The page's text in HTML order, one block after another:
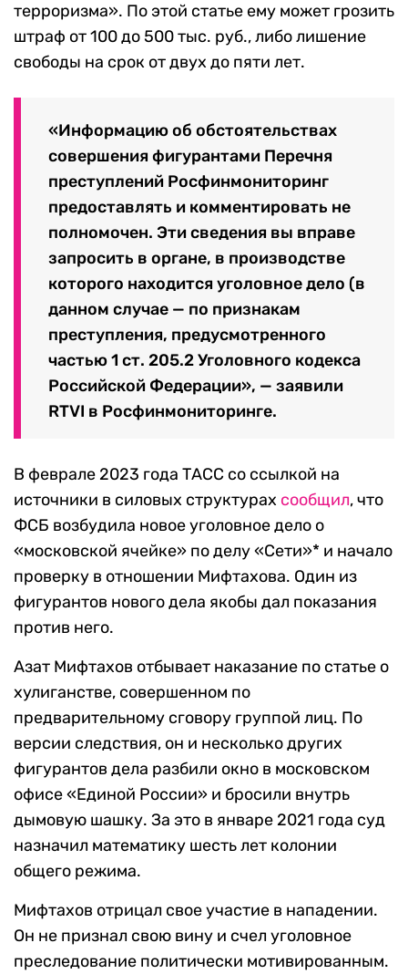
терроризма». По этой статье ему может грозить
штраф от 100 до 500 тыс. руб., либо лишение
свободы на срок от двух до пяти лет.
«Информацию об обстоятельствах
совершения фигурантами Перечня
преступлений Росфинмониторинг
предоставлять и комментировать не
полномочен. Эти сведения вы вправе
запросить в органе, в производстве
которого находится уголовное дело (в
данном случае — по признакам
преступления, предусмотренного
частью 1 ст. 205.2 Уголовного кодекса
Российской Федерации», — заявили
RTVI в Росфинмониторинге.
В феврале 2023 года ТАСС со ссылкой на
источники в силовых структурах сообщил, что
ФСБ возбудила новое уголовное дело о
«московской ячейке» по делу «Сети»* и начало
проверку в отношении Мифтахова. Один из
фигурантов нового дела якобы дал показания
против него.
Азат Мифтахов отбывает наказание по статье о
хулиганстве, совершенном по
предварительному сговору группой лиц. По
версии следствия, он и несколько других
фигурантов дела разбили окно в московском
офисе «Единой России» и бросили внутрь
дымовую шашку. За это в январе 2021 года суд
назначил математику шесть лет колонии
общего режима.
Мифтахов отрицал свое участие в нападении.
Он не признал свою вину и счел уголовное
преследование политически мотивированным.